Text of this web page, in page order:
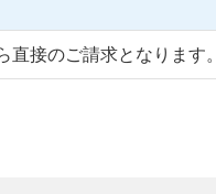
直接のご請求となります。